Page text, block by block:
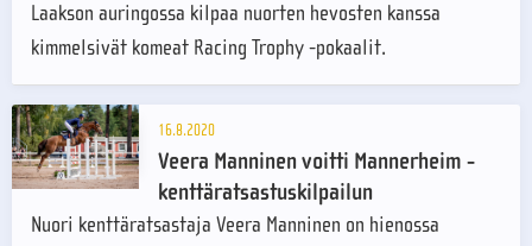
Laakson auringossa kilpaa nuorten hevosten kanssa
kimmelsivät komeat Racing Trophy -pokaalit.
16.8.2020
Veera Manninen voitti Mannerheim -
kenttäratsastuskilpailun
Nuori kenttäratsastaja Veera Manninen on hienossa